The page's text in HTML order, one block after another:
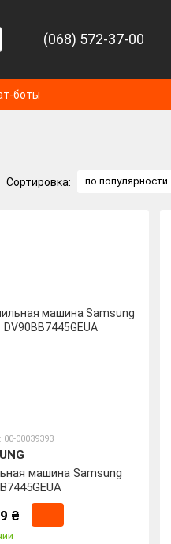
(068) 572-37-00
боты
Сортировка: по популярности
00-00039393
машина Samsung
₴